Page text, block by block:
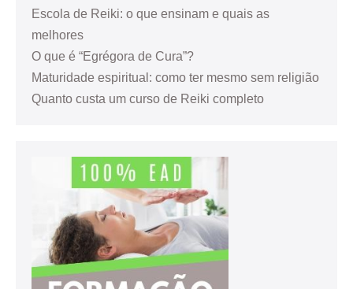
Escola de Reiki: o que ensinam e quais as
melhores
O que é “Egrégora de Cura”?
Maturidade espiritual: como ter mesmo sem religião
Quanto custa um curso de Reiki completo